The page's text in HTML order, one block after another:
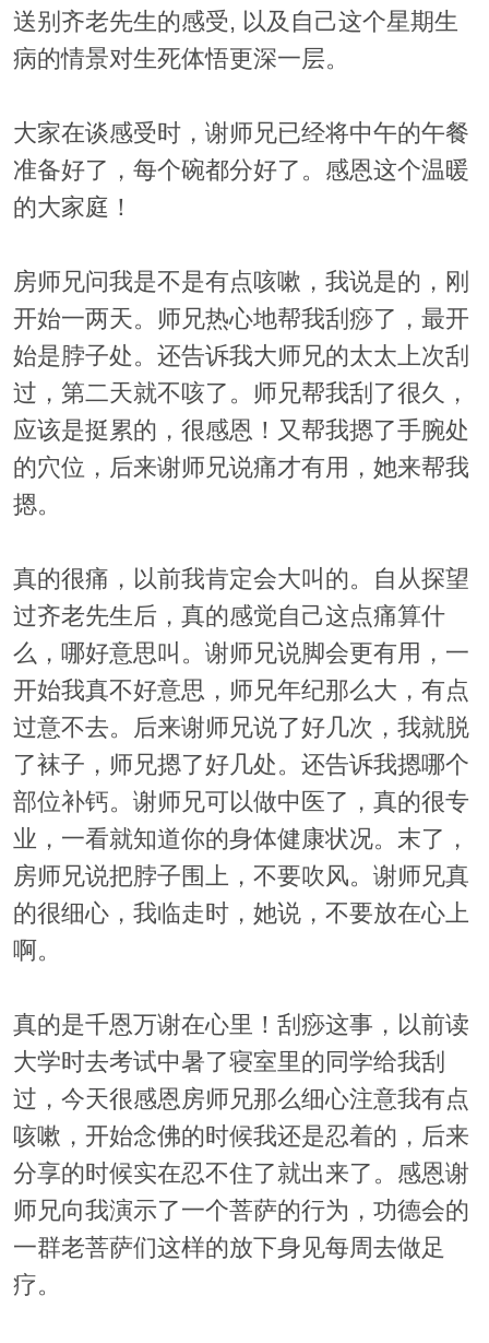
送别齐老先生的感受, 以及自己这个星期生
病的情景对生死体悟更深一层。
大家在谈感受时，谢师兄已经将中午的午餐
准备好了，每个碗都分好了。感恩这个温暖
的大家庭！
房师兄问我是不是有点咳嗽，我说是的，刚
开始一两天。师兄热心地帮我刮痧了，最开
始是脖子处。还告诉我大师兄的太太上次刮
过，第二天就不咳了。师兄帮我刮了很久，
应该是挺累的，很感恩！又帮我摁了手腕处
的穴位，后来谢师兄说痛才有用，她来帮我
摁。
真的很痛，以前我肯定会大叫的。自从探望
过齐老先生后，真的感觉自己这点痛算什
么，哪好意思叫。谢师兄说脚会更有用，一
开始我真不好意思，师兄年纪那么大，有点
过意不去。后来谢师兄说了好几次，我就脱
了袜子，师兄摁了好几处。还告诉我摁哪个
部位补钙。谢师兄可以做中医了，真的很专
业，一看就知道你的身体健康状况。末了，
房师兄说把脖子围上，不要吹风。谢师兄真
的很细心，我临走时，她说，不要放在心上
啊。
真的是千恩万谢在心里！刮痧这事，以前读
大学时去考试中暑了寝室里的同学给我刮
过，今天很感恩房师兄那么细心注意我有点
咳嗽，开始念佛的时候我还是忍着的，后来
分享的时候实在忍不住了就出来了。感恩谢
师兄向我演示了一个菩萨的行为，功德会的
一群老菩萨们这样的放下身见每周去做足
疗。